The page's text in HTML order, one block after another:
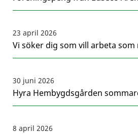
23 april 2026
Vi söker dig som vill arbeta
30 juni 2026
Hyra Hembygdsgården
8 april 2026